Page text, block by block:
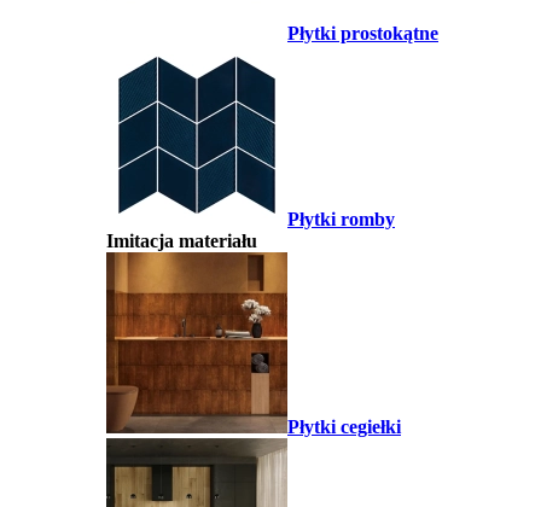
Płytki prostokątne
Płytki romby
Imitacja materiału
Płytki cegiełki